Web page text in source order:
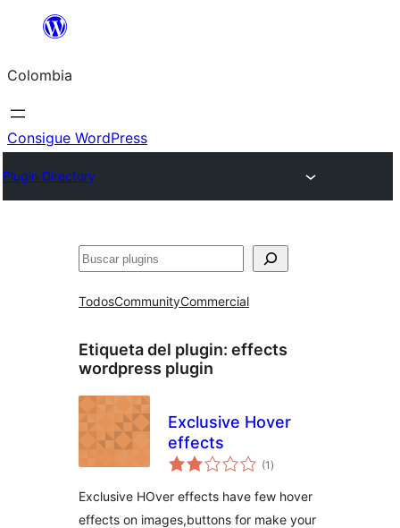
Saltar
contenido
Colombia
Consigue WordPress
Plugin Directory
Buscar
TodosCommunityCommercial
Etiqueta del plugin: effects
wordpress plugin
Exclusive Hover
effects
(1 total
de
)
Exclusive HOver effects have few hover
effects on images,buttons for make your